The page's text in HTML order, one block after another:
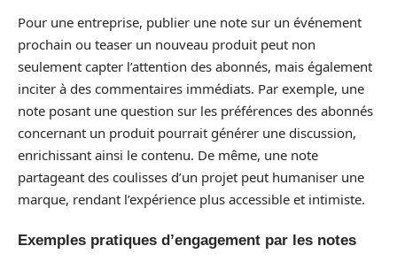
Pour une entreprise, publier une note sur un événement
prochain ou teaser un nouveau produit peut non
seulement capter l’attention des abonnés, mais également
inciter à des commentaires immédiats. Par exemple, une
note posant une question sur les préférences des abonnés
concernant un produit pourrait générer une discussion,
enrichissant ainsi le contenu. De même, une note
partageant des coulisses d’un projet peut humaniser une
marque, rendant l’expérience plus accessible et intimiste.
Exemples pratiques d’engagement par les notes